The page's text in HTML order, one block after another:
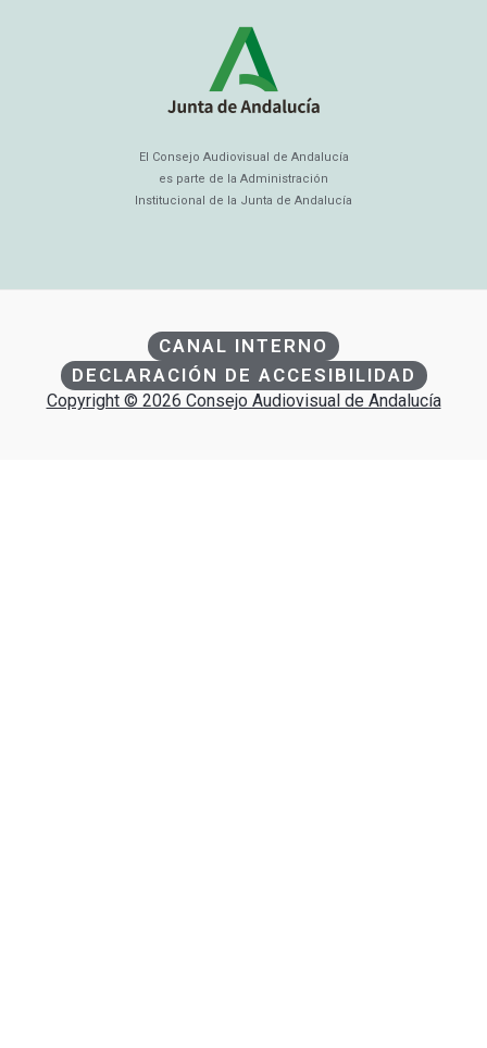
El Consejo Audiovisual de Andalucía
es parte de la Administración
Institucional de la Junta de Andalucía
CANAL INTERNO
DECLARACIÓN DE ACCESIBILIDAD
Copyright © 2026 Consejo Audiovisual de Andalucía